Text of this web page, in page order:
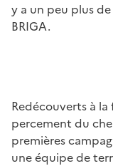
y a un peu plus
BRIGA.
Redécouverts à
percement du
premières
une équipe de